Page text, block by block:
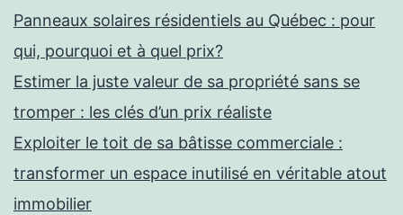
Panneaux solaires résidentiels au Québec : pour
qui, pourquoi et à quel prix?
Estimer la juste valeur de sa propriété sans se
tromper : les clés d’un prix réaliste
Exploiter le toit de sa bâtisse commerciale :
transformer un espace inutilisé en véritable atout
immobilier